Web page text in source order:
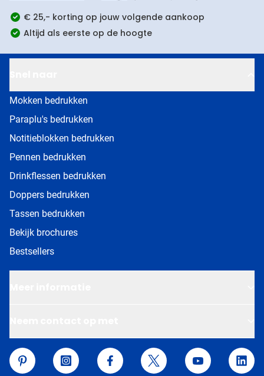
€ 25,- korting op jouw volgende aankoop
Altijd als eerste op de hoogte
Mokken bedrukken
Paraplu's bedrukken
Notitieblokken bedrukken
Pennen bedrukken
Drinkflessen bedrukken
Doppers bedrukken
Tassen bedrukken
Bekijk brochures
Bestsellers
Van Helden Relatiegeschenken
Pinterest
Instagram Facebook Twitter YouTube